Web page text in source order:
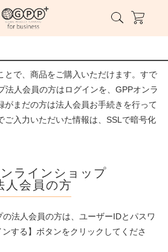
とで、商品をご購入いただけます。すで
法人会員の方はログインを、GPPオンラ
がまだの方は法人会員お手続きを行って
入力いただいた情報は、SSLで暗号化
ラインショップ
人会員の方
法人会員の方は、ユーザーIDとパスワ
する】ボタンをクリックしてくださ